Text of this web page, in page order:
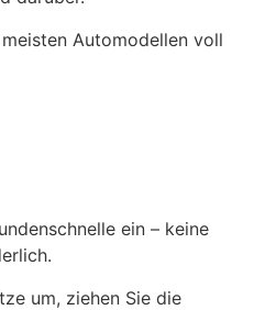
Automodellen voll
ein – keine
um, ziehen Sie die